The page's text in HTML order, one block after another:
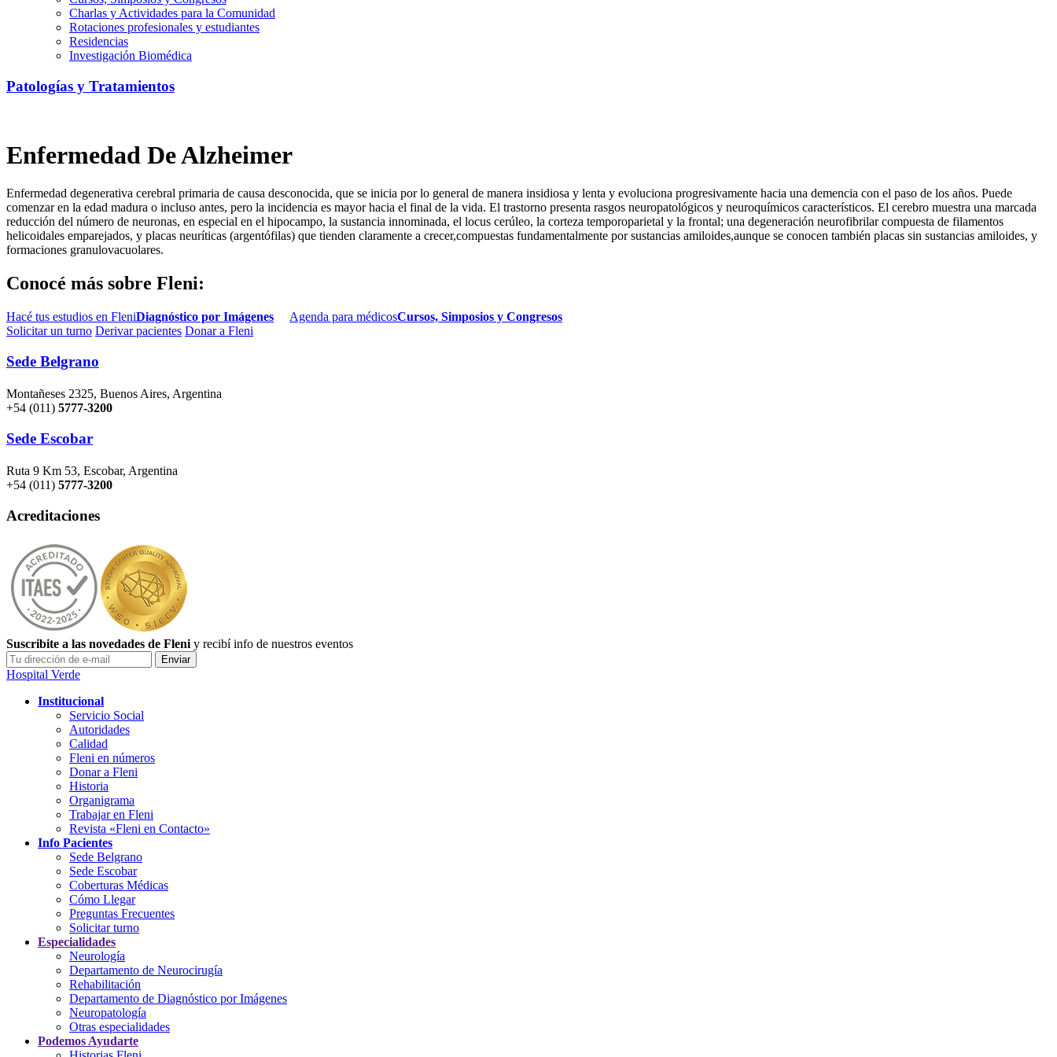
Charlas y Actividades para la Comunidad
Rotaciones profesionales y estudiantes
Residencias
Investigación Biomédica
Patologías y Tratamientos
Enfermedad De Alzheimer
Enfermedad degenerativa cerebral primaria de causa desconocida, que se inicia por lo general de manera insidiosa y lenta y evoluciona progresivamente hacia una demencia con el paso de los años. Puede
comenzar en la edad madura o incluso antes, pero la incidencia es mayor hacia el final de la vida. El trastorno presenta rasgos neuropatológicos y neuroquímicos característicos. El cerebro muestra una marcada
reducción del número de neuronas, en especial en el hipocampo, la sustancia innominada, el locus cerúleo, la corteza temporoparietal y la frontal; una degeneración neurofibrilar compuesta de filamentos
helicoidales emparejados, y placas neuríticas (argentófilas) que tienden claramente a crecer,compuestas fundamentalmente por sustancias amiloides,aunque se conocen también placas sin sustancias amiloides, y
formaciones granulovacuolares.
Conocé más sobre Fleni:
Hacé tus estudios en FleniDiagnóstico por Imágenes Agenda para médicosCursos, Simposios y Congresos
Solicitar un turno Derivar pacientes Donar a Fleni
Sede Belgrano
Montañeses 2325, Buenos Aires, Argentina
+54 (011) 5777-3200
Sede Escobar
Ruta 9 Km 53, Escobar, Argentina
+54 (011) 5777-3200
Acreditaciones
Suscribite a las novedades de Fleni y recibí info de nuestros eventos
Hospital Verde
Institucional
Servicio Social
Autoridades
Calidad
Fleni en números
Donar a Fleni
Historia
Organigrama
Trabajar en Fleni
Revista «Fleni en Contacto»
Info Pacientes
Sede Belgrano
Sede Escobar
Coberturas Médicas
Cómo Llegar
Preguntas Frecuentes
Solicitar turno
Especialidades
Neurología
Departamento de Neurocirugía
Rehabilitación
Departamento de Diagnóstico por Imágenes
Neuropatología
Otras especialidades
Podemos Ayudarte